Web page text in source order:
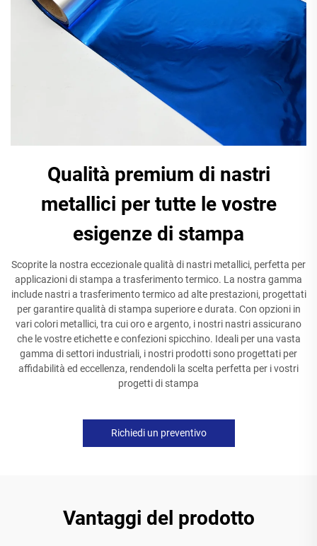
Qualità premium di nastri
metallici per tutte le vostre
esigenze di stampa
Scoprite la nostra eccezionale qualità di nastri metallici, perfetta per
applicazioni di stampa a trasferimento termico. La nostra gamma
include nastri a trasferimento termico ad alte prestazioni, progettati
per garantire qualità di stampa superiore e durata. Con opzioni in
vari colori metallici, tra cui oro e argento, i nostri nastri assicurano
che le vostre etichette e confezioni spicchino. Ideali per una vasta
gamma di settori industriali, i nostri prodotti sono progettati per
affidabilità ed eccellenza, rendendoli la scelta perfetta per i vostri
progetti di stampa
Richiedi un preventivo
Vantaggi del prodotto